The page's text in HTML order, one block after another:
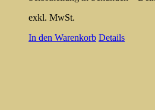
exkl. MwSt.
In den Warenkorb Details